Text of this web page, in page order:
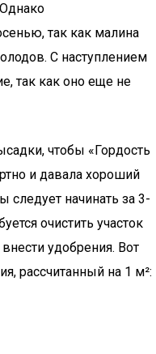
так как малина
С наступлением
так как оно еще не
чтобы «Гордость
и давала хороший
следует начинать за 3-
очистить участок
удобрения. Вот
рассчитанный на 1 м²: